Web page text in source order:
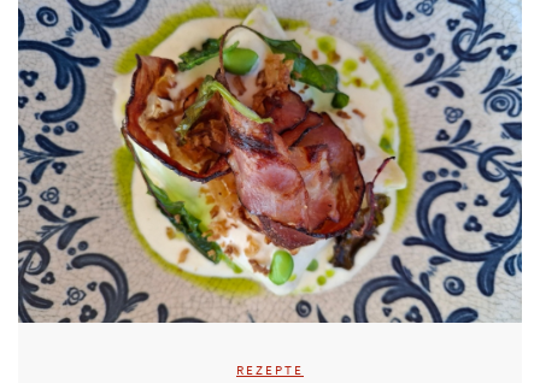
REZEPTE